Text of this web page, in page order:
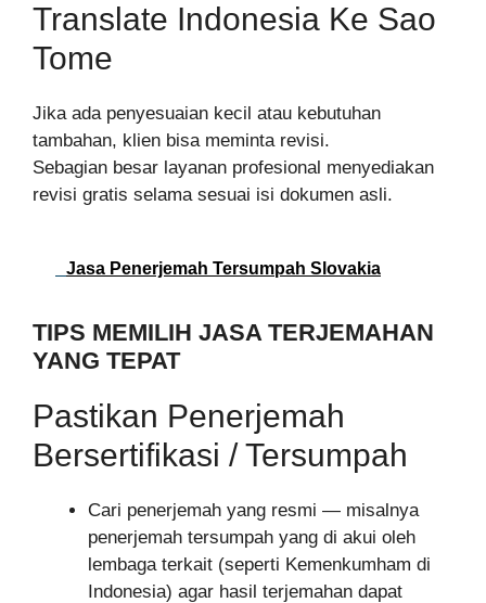
Translate Indonesia Ke Sao
Tome
Jika ada penyesuaian kecil atau kebutuhan
tambahan, klien bisa meminta revisi.
Sebagian besar layanan profesional menyediakan
revisi gratis selama sesuai isi dokumen asli.
Jasa Penerjemah Tersumpah Slovakia
TIPS MEMILIH JASA TERJEMAHAN
YANG TEPAT
Pastikan Penerjemah
Bersertifikasi / Tersumpah
Cari penerjemah yang resmi — misalnya
penerjemah tersumpah yang di akui oleh
lembaga terkait (seperti Kemenkumham di
Indonesia) agar hasil terjemahan dapat